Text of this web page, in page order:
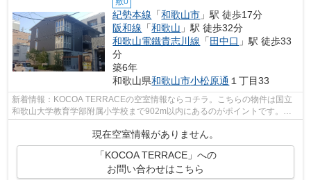
紀勢本線 「和歌山市 」駅 徒歩17分
阪和線 「和歌山 」駅 徒歩32分
和歌山電鐵貴志川線 「 田中口 」駅 徒歩33
分
築6年
和歌山県和歌山市小松原通 １丁目33
新着情報：KOCOA TERRACEの空室情報ならコチラ。こちらの物件は国立
和歌山大学教育学部附属小学校まで902m以内にあるのがポイントです。充
現在空室情報がありません。
「KOCOA TERRACE」への
お問い合わせはこちら